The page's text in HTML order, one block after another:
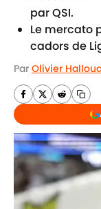
par QSI.
Le mercato
cadors de
Par Olivier